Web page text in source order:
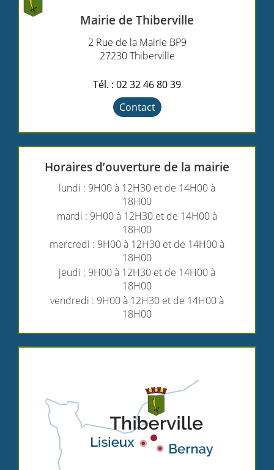
Mairie de Thiberville
2 Rue de la Mairie BP9
27230 Thiberville
Tél. : 02 32 46 80 39
Contact
Horaires d’ouverture de la mairie
lundi : 9H00 à 12H30 et de 14H00 à
18H00
mardi : 9H00 à 12H30 et de 14H00 à
18H00
mercredi : 9H00 à 12H30 et de 14H00 à
18H00
jeudi : 9H00 à 12H30 et de 14H00 à
18H00
vendredi : 9H00 à 12H30 et de 14H00 à
18H00